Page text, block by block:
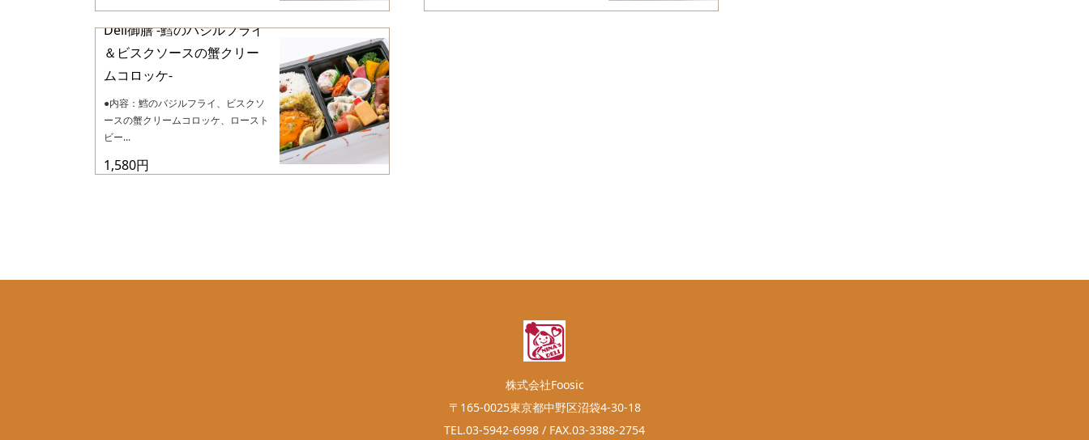
Deli御膳 -鱈のバジルフライ
＆ビスクソースの蟹クリー
ムコロッケ-
●内容：鱈のバジルフライ、ビスクソ
ースの蟹クリームコロッケ、ロースト
ビー...
1,580円
株式会社Foosic
〒165-0025東京都中野区沼袋4-30-18
TEL.03-5942-6998 / FAX.03-3388-2754